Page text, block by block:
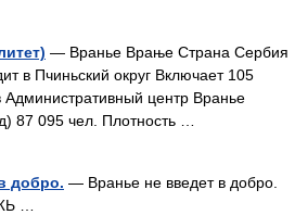
— Вранье Врање Страна Сербия
в Пчиньский округ Включает 105
Административный центр Вранье
87 095 чел. Плотность …
добро. — Вранье не введет в добро.
…